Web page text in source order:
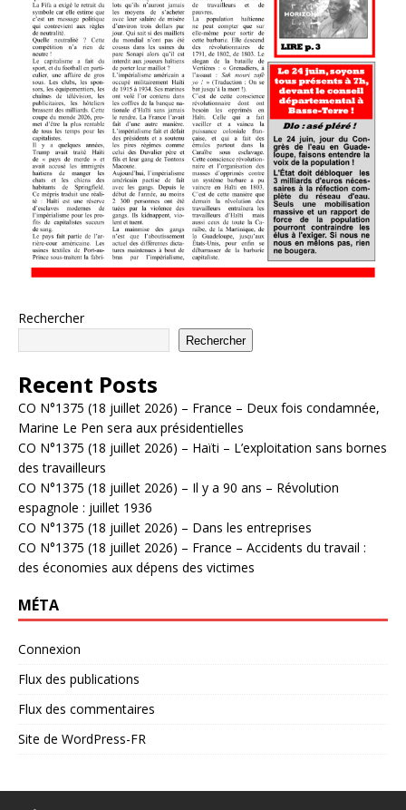
Rechercher
Rechercher
Recent Posts
CO N°1375 (18 juillet 2026) – France – Deux fois condamnée,
Marine Le Pen sera aux présidentielles
CO N°1375 (18 juillet 2026) – Haïti – L’exploitation sans bornes
des travailleurs
CO N°1375 (18 juillet 2026) – Il y a 90 ans – Révolution
espagnole : juillet 1936
CO N°1375 (18 juillet 2026) – Dans les entreprises
CO N°1375 (18 juillet 2026) – France – Accidents du travail :
des économies aux dépens des victimes
MÉTA
Connexion
Flux des publications
Flux des commentaires
Site de WordPress-FR